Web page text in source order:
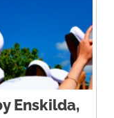
Enskilda,